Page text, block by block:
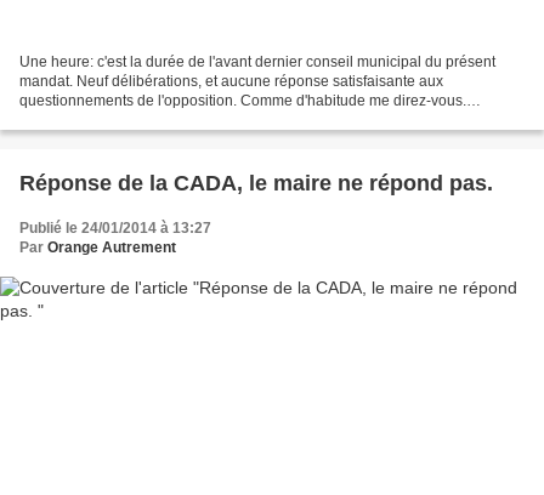
Une heure: c'est la durée de l'avant dernier conseil municipal du présent
mandat. Neuf délibérations, et aucune réponse satisfaisante aux
questionnements de l'opposition. Comme d'habitude me direz-vous.
Réponse de la CADA, le maire ne répond pas.
Publié le 24/01/2014 à 13:27
Par Orange Autrement